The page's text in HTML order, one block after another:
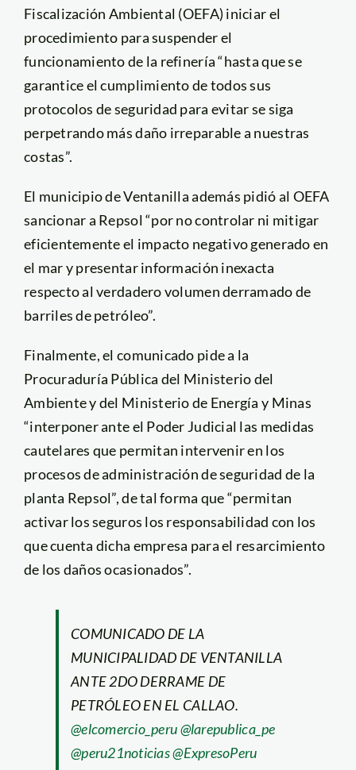
Fiscalización Ambiental (OEFA) iniciar el
procedimiento para suspender el
funcionamiento de la refinería “hasta que se
garantice el cumplimiento de todos sus
protocolos de seguridad para evitar se siga
perpetrando más daño irreparable a nuestras
costas”.
El municipio de Ventanilla además pidió al OEFA
sancionar a Repsol “por no controlar ni mitigar
eficientemente el impacto negativo generado en
el mar y presentar información inexacta
respecto al verdadero volumen derramado de
barriles de petróleo”.
Finalmente, el comunicado pide a la
Procuraduría Pública del Ministerio del
Ambiente y del Ministerio de Energía y Minas
“interponer ante el Poder Judicial las medidas
cautelares que permitan intervenir en los
procesos de administración de seguridad de la
planta Repsol”, de tal forma que “permitan
activar los seguros los responsabilidad con los
que cuenta dicha empresa para el resarcimiento
de los daños ocasionados”.
COMUNICADO DE LA
MUNICIPALIDAD DE VENTANILLA
ANTE 2DO DERRAME DE
PETRÓLEO EN EL CALLAO.
@elcomercio_peru@larepublica_pe
@peru21noticias@ExpresoPeru